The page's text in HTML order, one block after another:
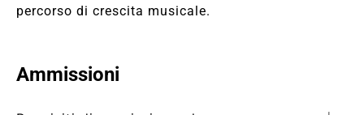
percorso di crescita musicale.
Ammissioni